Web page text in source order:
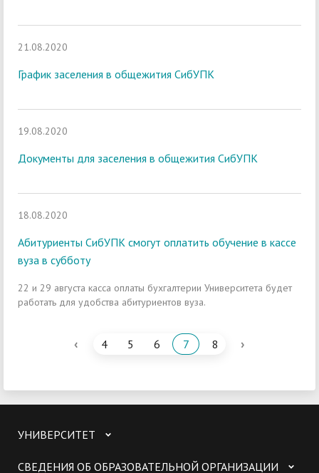
21.08.2020
График заселения в общежития СибУПК
19.08.2020
Документы для заселения в общежития СибУПК
18.08.2020
Абитуриенты СибУПК смогут оплатить обучение в кассе
вуза в субботу
22 и 29 августа касса оплаты бухгалтерии Университета будет
работать для удобства абитуриентов вуза.
‹ 4 5 6 7 8 ›
УНИВЕРСИТЕТ
СВЕДЕНИЯ ОБ ОБРАЗОВАТЕЛЬНОЙ ОРГАНИЗАЦИИ